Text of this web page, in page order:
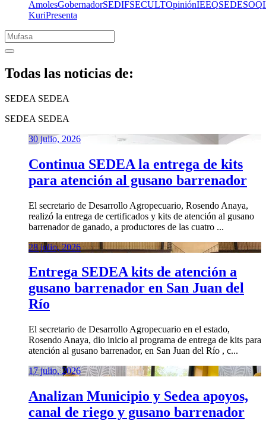
AmolesGobernadorSEDIFSECULTOpiniónIEEQSEDESOQ
KuriPresenta
Todas las noticias de:
SEDEA SEDEA
SEDEA SEDEA
30 julio, 2026
Continua SEDEA la entrega de kits
para atención al gusano barrenador
El secretario de Desarrollo Agropecuario, Rosendo Anaya,
realizó la entrega de certificados y kits de atención al gusano
barrenador de ganado, a productores de las cuatro ...
28 julio, 2026
Entrega SEDEA kits de atención a
gusano barrenador en San Juan del
Río
El secretario de Desarrollo Agropecuario en el estado,
Rosendo Anaya, dio inicio al programa de entrega de kits para
atención al gusano barrenador, en San Juan del Río , c...
17 julio, 2026
Analizan Municipio y Sedea apoyos,
canal de riego y gusano barrenador